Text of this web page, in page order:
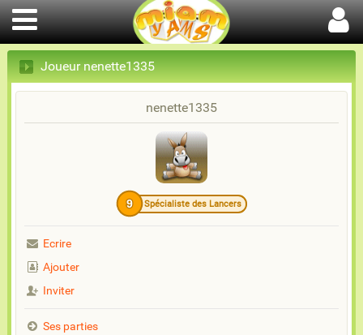
Joueur nenette1335
nenette1335
9 Spécialiste des Lancers
Ecrire
Ajouter
Inviter
Ses parties